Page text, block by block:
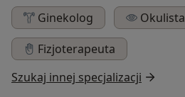
Ginekolog
Okulista
Fizjoterapeuta
Szukaj innej specjalizacji